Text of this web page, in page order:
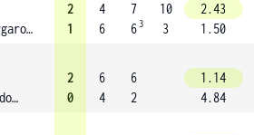
Margaroli (3)
2
1
4
6
7
6 3
10
3
2.43
1.50
Cerundolo
2
0
6
4
6
2
1.14
4.84